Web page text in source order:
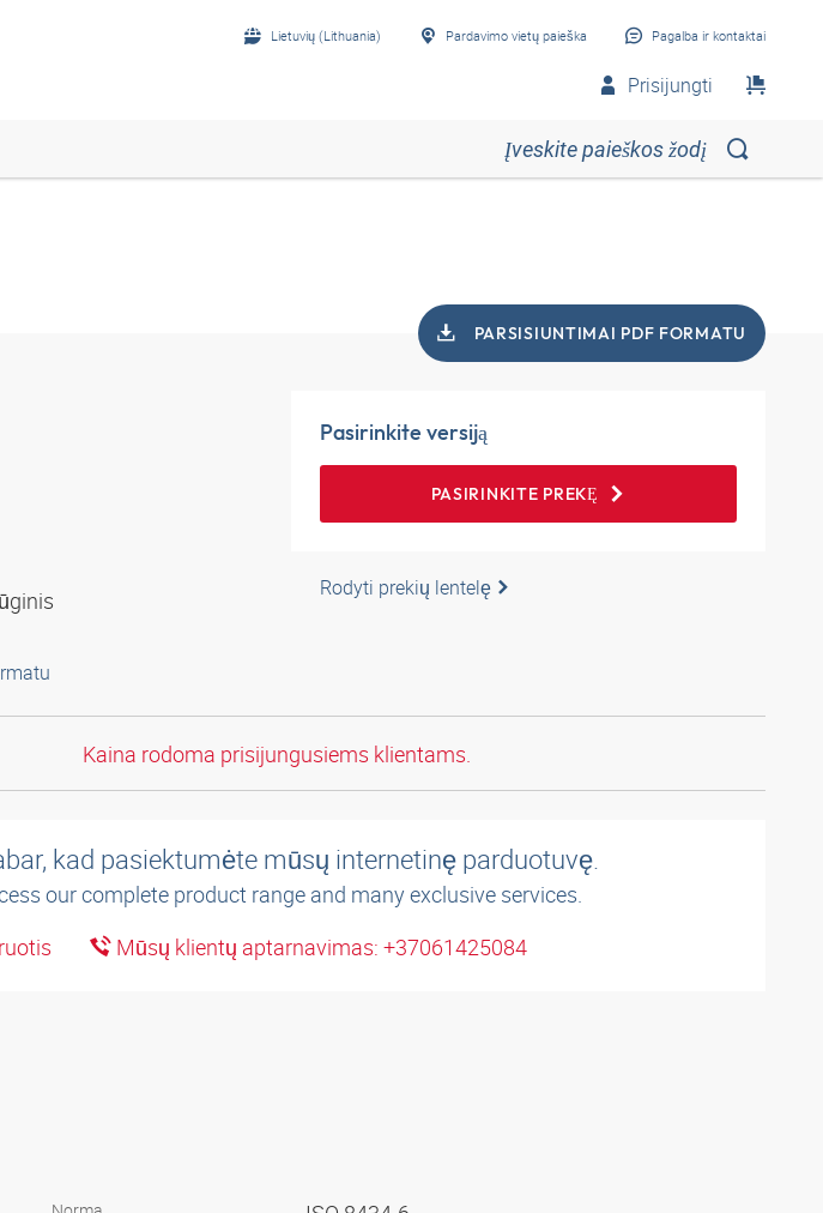
Lietuvių (Lithuania) Pardavimo vietų paieška Pagalba ir kontaktai
Prisijungti
PARSISIUNTIMAI PDF FORMATU
Pasirinkite versiją
PASIRINKITE PREKĘ
Rodyti prekių lentelę
Kaina rodoma prisijungusiems klientams.
kad pasiektumėte mūsų internetinę parduotuvę.
our complete product range and many exclusive services.
Mūsų klientų aptarnavimas: +37061425084